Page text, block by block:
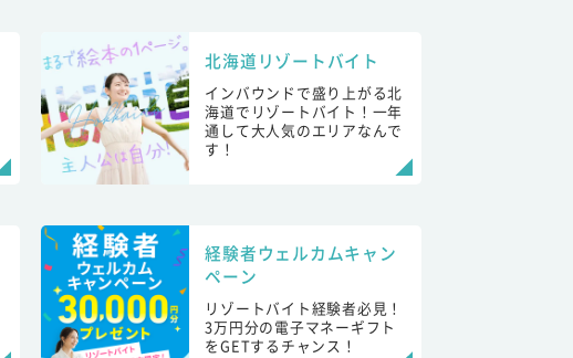
北海道リゾートバイト
インバウンドで盛り上がる北
海道でリゾートバイト！一年
通して大人気のエリアなんで
す！
経験者ウェルカムキャン
ペーン
リゾートバイト経験者必見！
3万円分の電子マネーギフト
をGETするチャンス！